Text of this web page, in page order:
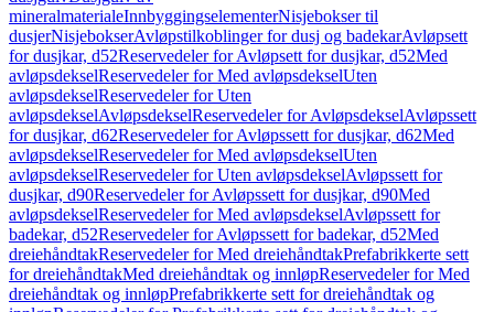
mineralmaterialeInnbyggingselementerNisjebokser til
dusjerNisjebokserAvløpstilkoblinger for dusj og badekarAvløpsett
for dusjkar, d52Reservedeler for Avløpsett for dusjkar, d52Med
avløpsdekselReservedeler for Med avløpsdekselUten
avløpsdekselReservedeler for Uten
avløpsdekselAvløpsdekselReservedeler for AvløpsdekselAvløpssett
for dusjkar, d62Reservedeler for Avløpssett for dusjkar, d62Med
avløpsdekselReservedeler for Med avløpsdekselUten
avløpsdekselReservedeler for Uten avløpsdekselAvløpssett for
dusjkar, d90Reservedeler for Avløpssett for dusjkar, d90Med
avløpsdekselReservedeler for Med avløpsdekselAvløpssett for
badekar, d52Reservedeler for Avløpssett for badekar, d52Med
dreiehåndtakReservedeler for Med dreiehåndtakPrefabrikkerte sett
for dreiehåndtakMed dreiehåndtak og innløpReservedeler for Med
dreiehåndtak og innløpPrefabrikkerte sett for dreiehåndtak og